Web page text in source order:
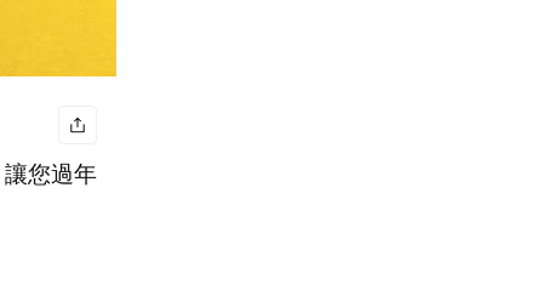
您過年